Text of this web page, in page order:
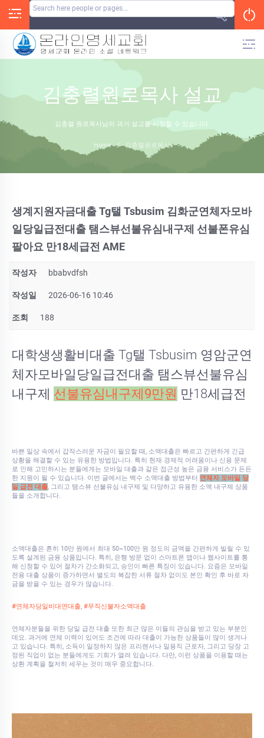
김충렬원로목사 설교
김충렬 원로목사님의 과거 설교를 시청할 수 있습니다.
Home / 김충렬원로목사
생계지원자금대출 Tg탤 Tsbusim 김화군연체자모바
일당일급전대출 탬스뷰선불유심내구제 선불폰유심
팔아요 만18세급전 AME
작성자 bbabvdfsh
작성일 2026-06-16 10:46
조회 188
대학생생활비대출 Tg탤 Tsbusim 영암군연
체자모바일당일급전대출 탬스뷰선불유심
내구제 선불유심내구제9만원 만18세급전
바쁜 일상 속에서 갑작스러운 자금이 필요할 때, 소액대출은 빠르고 간편하게 긴급
상황을 해결할 수 있는 유용한 방법입니다. 특히 현재 경제적 어려움이나 신용 문제
로 인해 고민하시는 분들에게는 모바일 대출과 같은 접근성 높은 금융 서비스가 든든
한 지원이 될 수 있습니다. 이번 글에서는 백수 소액대출 방법부터 연체자 모바일 당
일 급전 대출, 그리고 탬스뷰 선불유심 내구제 및 다양하고 유용한 소액 내구제 상품
들을 소개합니다.
소액대출은 흔히 10만 원에서 최대 50~100만 원 정도의 금액을 간편하게 빌릴 수 있
도록 설계된 금융 상품입니다. 특히, 은행 방문 없이 스마트폰 앱이나 웹사이트를 통
해 신청할 수 있어 절차가 간소화되고, 승인이 빠른 특징이 있습니다. 요즘은 모바일
전용 대출 상품이 증가하면서 별도의 복잡한 서류 절차 없이도 본인 확인 후 바로 자
금을 받을 수 있는 경우가 많습니다.
#연체자당일비대면대출, #무직신불자소액대출
연체자분들을 위한 당일 급전 대출 또한 최근 많은 이들의 관심을 받고 있는 부분인
데요. 과거에 연체 이력이 있어도 조건에 따라 대출이 가능한 상품들이 많이 생겨나
고 있습니다. 특히, 소득이 일정하지 않은 프리랜서나 일용직 근로자, 그리고 당장 고
정된 직업이 없는 분들에게도 기회가 열려 있습니다. 다만, 이런 상품을 이용할 때는
상환 계획을 철저히 세우는 것이 매우 중요합니다.